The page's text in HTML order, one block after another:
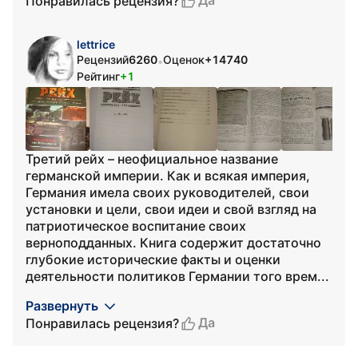
lettrice
Рецензий6260•Оценок+14740
Рейтинг+1
Третий рейх – неофициальное название
германской империи. Как и всякая империя,
Германия имела своих руководителей, свои
установки и цели, свои идеи и свой взгляд на
патриотическое воспитание своих
верноподданных. Книга содержит достаточно
глубокие исторические факты и оценки
деятельности политиков Германии того врем...
Развернуть
Понравилась рецензия?
Да